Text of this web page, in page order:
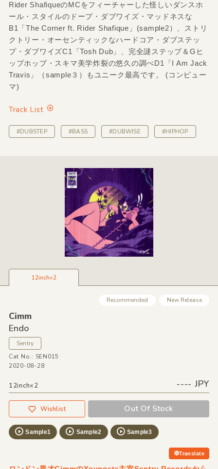
Rider ShafiqueのMCをフィーチャーした怪しいダンスホ
ール・スタイルのドープ・ダブワイズ・マッドネスな
B1「The Corner ft. Rider Shafique」(sample2）、ストリ
クトリー・オーセンティックなハードコア・ダブステッ
プ・ダブワイズC1「Tosh Dub」、完全謎ステップ＆Gヒ
ップホップ・スキマ美学炸裂の悠久の調べD1「I Am Jack
Travis」（sample３）もユニーク最高です。 (コンピュー
マ)
Track List
#DUBSTEP #BASS #DUBWISE #HIPHOP
12inch×2
Recommended New Release
Cimm
Endo
Sentry
Cat No.: SEN015
2020-08-28
12inch×2 ---- JPY
Wishlist Out Of Stock
Sample1 Sample2 Sample3
Translate